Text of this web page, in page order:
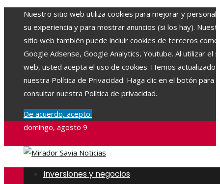
Nuestro sitio web utiliza cookies para mejorar y
su experiencia y para mostrar anuncios (si los hay).
sitio web también puede incluir cookies de terceros como
Google Adsense, Google Analytics, Youtube. Al utilizar el
web, usted acepta el uso de cookies. Hemos actualizado
nuestra Política de Privacidad. Haga clic en el botón para
consultar nuestra Política de privacidad.
De acuerdo, acepto.
domingo, agosto 9
Inversiones y negocios